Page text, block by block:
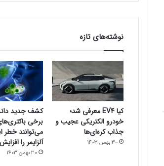
نوشته‌های تازه
کیا EV4 معرفی شد؛
خودرو الکتریکی عجیب و
جذاب کره‌ای‌ها
30 بهمن 1403
کشف جدید
برخی
می‌توانند خطر
آلزایمر را
30 بهمن 1403